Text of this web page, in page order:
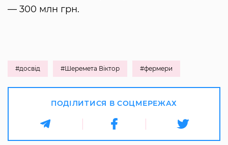
— 300 млн грн.
#досвід #Шеремета Віктор #фермери
ПОДІЛИТИСЯ В СОЦМЕРЕЖАХ